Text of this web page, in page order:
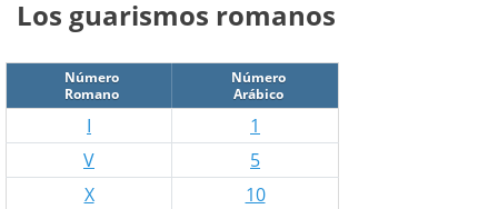
Los guarismos romanos
Número
Romano
Número
Arábico
I
1
V
5
X
10